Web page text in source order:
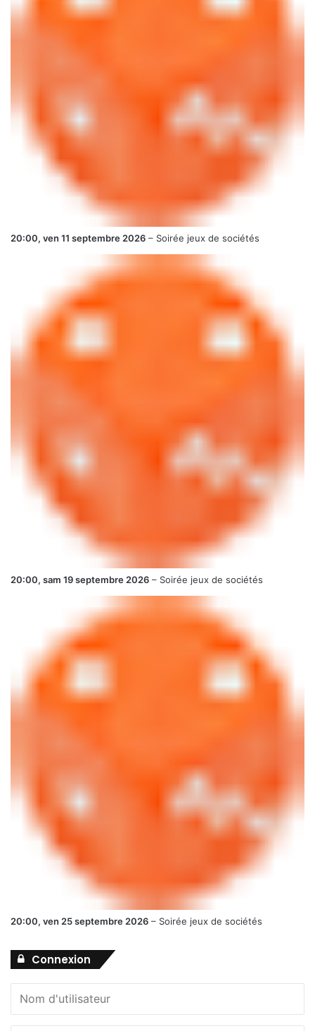
20:00, ven 11 septembre 2026 – Soirée jeux de sociétés
20:00, sam 19 septembre 2026 – Soirée jeux de sociétés
20:00, ven 25 septembre 2026 – Soirée jeux de sociétés
Connexion